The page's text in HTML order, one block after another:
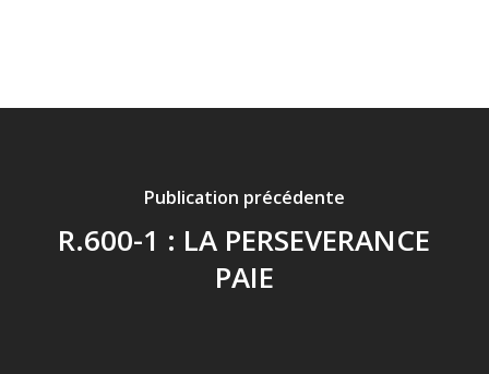
Publication précédente
R.600-1 : LA PERSEVERANCE
PAIE